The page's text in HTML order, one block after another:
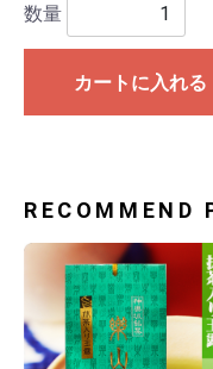
数量
カートに入れる
RECOMMEND